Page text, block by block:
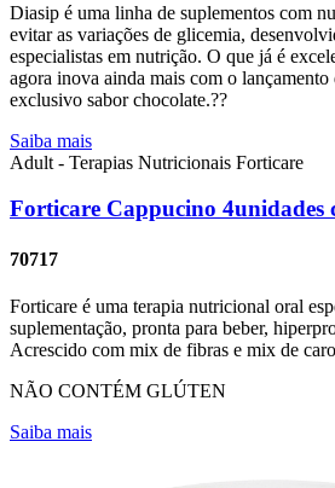
Diasip é uma linha de suplementos com
evitar as variações de glicemia,
especialistas em nutrição. O que já é
agora inova ainda mais com o
exclusivo sabor chocolate.??
Saiba mais
Adult - Terapias Nutricionais Forticare
Forticare Cappucino 4unidades
70717
Forticare é uma terapia nutricional oral
suplementação, pronta para beber,
Acrescido com mix de fibras e mix de
NÃO CONTÉM GLÚTEN
Saiba mais